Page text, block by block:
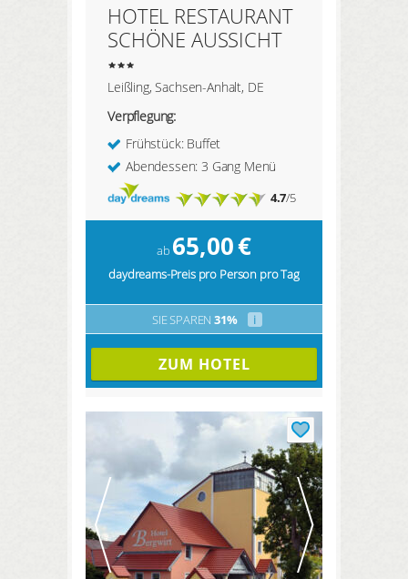
HOTEL RESTAURANT
SCHÖNE AUSSICHT
Leißling, Sachsen-Anhalt, DE
Verpflegung:
Frühstück: Buffet
Abendessen: 3 Gang Menü
4.7/5
ab 65,00€
daydreams-Preis pro Person pro Tag
SIE SPAREN 31% i
ZUM HOTEL